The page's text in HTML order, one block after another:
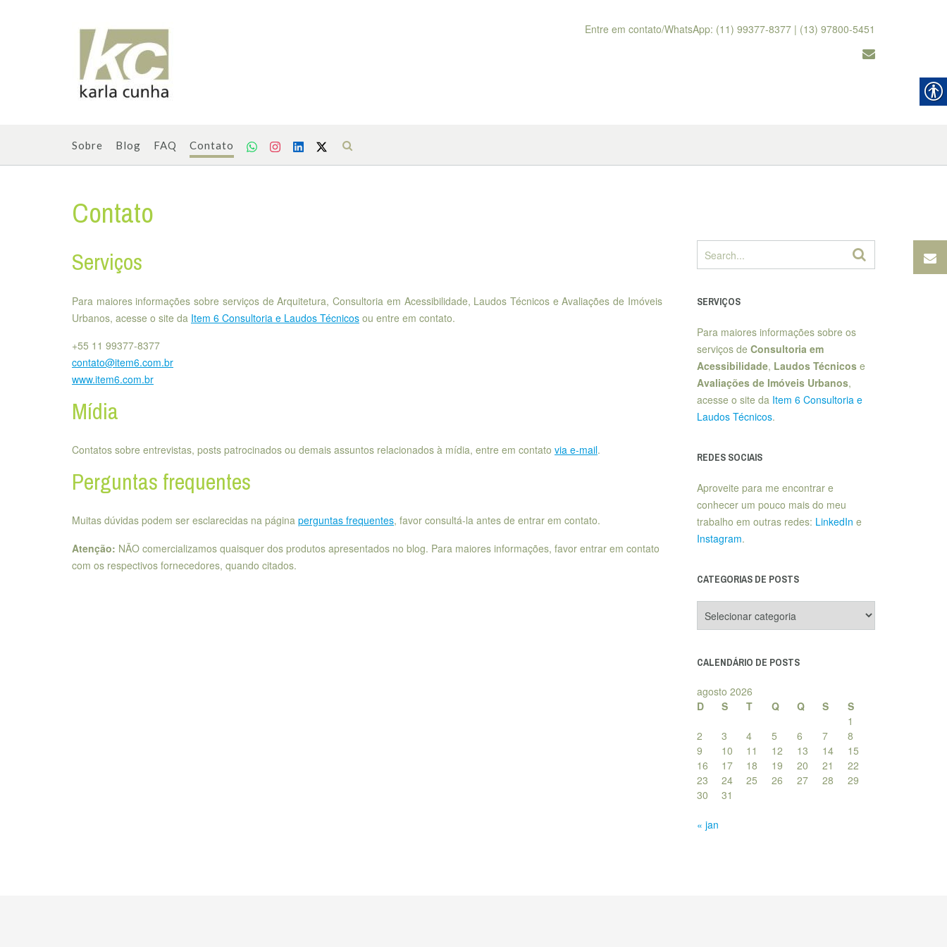
Entre em contato/WhatsApp: (11) 99377-8377 | (13) 97800-5451
Sobre Blog FAQ Contato
Contato
Serviços
Para maiores informações sobre serviços de Arquitetura, Consultoria em Acessibilidade, Laudos Técnicos e Avaliações de Imóveis
Urbanos, acesse o site da Item 6 Consultoria e Laudos Técnicos ou entre em contato.
+55 11 99377-8377
contato@item6.com.br
www.item6.com.br
Mídia
Contatos sobre entrevistas, posts patrocinados ou demais assuntos relacionados à mídia, entre em contato via e-mail.
Perguntas frequentes
Muitas dúvidas podem ser esclarecidas na página perguntas frequentes, favor consultá-la antes de entrar em contato.
Atenção: NÃO comercializamos quaisquer dos produtos apresentados no blog. Para maiores informações, favor entrar em contato
com os respectivos fornecedores, quando citados.
SERVIÇOS
Para maiores informações sobre os
serviços de Consultoria em
Acessibilidade, Laudos Técnicose
Avaliações de Imóveis Urbanos,
acesse o site da Item 6 Consultoria e
Laudos Técnicos.
REDES SOCIAIS
Aproveite para me encontrar e
conhecer um pouco mais do meu
trabalho em outras redes: LinkedIn e
Instagram.
CATEGORIAS DE POSTS
de
CALENDÁRIO DE POSTS
agosto 2026
D
S T Q Q S
S
1
2
3 4 5 6 7
8
9
10 11 12 13 14
15
16
17 18 19 20 21
22
23
24 25 26 27 28
29
30
31
« jan